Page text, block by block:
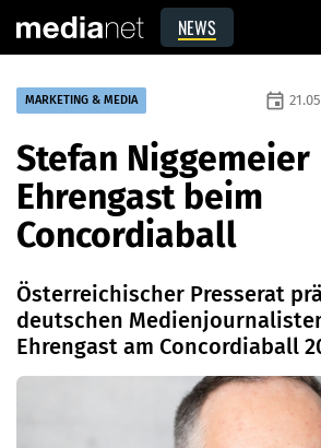
NEWS
MARKETING & MEDIA event
Stefan Niggemeier
Ehrengast beim
Concordiaball
Österreichischer Presserat
deutschen
Ehrengast am Concordiaball